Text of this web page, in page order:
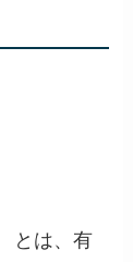
とは、有